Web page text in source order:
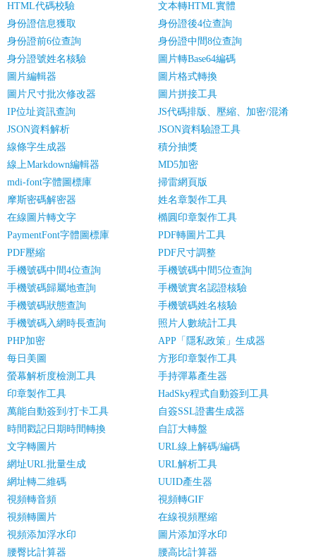
HTML代碼校驗
文本轉HTML實體
身份證信息獲取
身份證後4位查詢
身份證前6位查詢
身份證中間8位查詢
身分證號姓名核驗
圖片轉Base64編碼
圖片編輯器
圖片格式轉換
圖片尺寸批次修改器
圖片拼接工具
IP位址資訊查詢
JS代碼排版、壓縮、加密/混淆
JSON資料解析
JSON資料驗證工具
線條字生成器
積分抽獎
線上Markdown編輯器
MD5加密
mdi-font字體圖標庫
掃雷網頁版
摩斯密碼解密器
姓名章製作工具
在線圖片轉文字
橢圓印章製作工具
PaymentFont字體圖標庫
PDF轉圖片工具
PDF壓縮
PDF尺寸調整
手機號碼中間4位查詢
手機號碼中間5位查詢
手機號碼歸屬地查詢
手機號實名認證核驗
手機號碼狀態查詢
手機號碼姓名核驗
手機號碼入網時長查詢
照片人數統計工具
PHP加密
APP「隱私政策」生成器
每日美圖
方形印章製作工具
螢幕解析度檢測工具
手持彈幕產生器
印章製作工具
HadSky程式自動簽到工具
萬能自動簽到/打卡工具
自簽SSL證書生成器
時間戳記日期時間轉換
自訂大轉盤
文字轉圖片
URL線上解碼/編碼
網址URL批量生成
URL解析工具
網址轉二維碼
UUID產生器
視頻轉音頻
視頻轉GIF
視頻轉圖片
在線視頻壓縮
視頻添加浮水印
圖片添加浮水印
腰臀比計算器
腰高比計算器